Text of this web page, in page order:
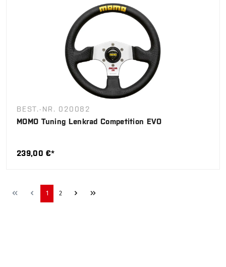
BEST.-NR. 020082
MOMO Tuning Lenkrad Competition EVO
239,00 €*
1 2